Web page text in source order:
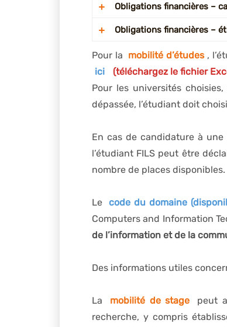
Obligations financières –
l’ année universitaire en
l’entretien de sélection
scolarité seront déclarés
Obligations financières –
OBLIGATOIRE pour les
payerINTÉGRALEMENT les
signature du contrat
des frais de scolariténe
Pour la mobilité d’études ,
ici
(téléchargez le fichier
Pour les universités
dépassée, l’étudiant doit
En cas de candidature à une
l’étudiant FILS peut être
nombre de places disponibles.
Le code du domaine
Computers and Information
de l’information et de la
Des informations utiles
La mobilité de stage
peut
recherche, y compris